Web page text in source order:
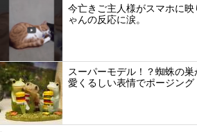
今亡きご主人様がスマホに
ゃんの反応に涙。
スーパーモデル！？蜘蛛の
愛くるしい表情でポージング